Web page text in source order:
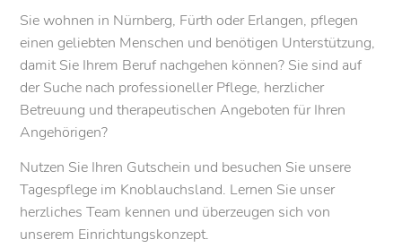
Sie wohnen in Nürnberg, Fürth oder Erlangen, pflegen
einen geliebten Menschen und benötigen Unterstützung,
damit Sie Ihrem Beruf nachgehen können? Sie sind auf
der Suche nach professioneller Pflege, herzlicher
Betreuung und therapeutischen Angeboten für Ihren
Angehörigen?
Nutzen Sie Ihren Gutschein und besuchen Sie unsere
Tagespflege im Knoblauchsland. Lernen Sie unser
herzliches Team kennen und überzeugen sich von
unserem Einrichtungskonzept.